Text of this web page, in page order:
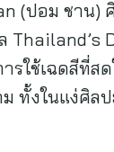
(ปอม ชาน)
Thailand’s
รใช้เฉดสีที่ส
ทั้งในแง่ศิล